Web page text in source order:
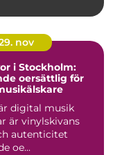
nov
i Stockholm:
oersättlig för
digital musik
är vinylskivans
autenticitet
oe...